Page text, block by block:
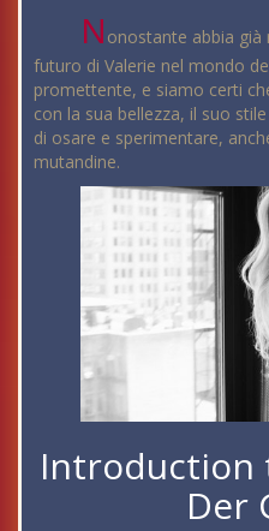
N onostante abbia
futuro di Valerie nel mondo
promettente, e siamo certi
con la sua bellezza, il suo
di osare e sperimentare,
mutandine.
Introduction
Der